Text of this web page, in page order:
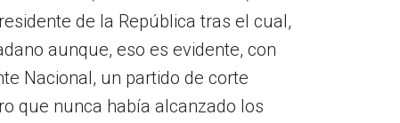
de la República tras el cual,
aunque, eso es evidente, con
Nacional, un partido de corte
que nunca había alcanzado los